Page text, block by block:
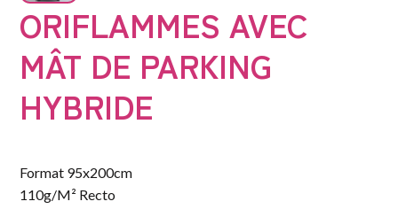
ORIFLAMMES AVEC
MÂT DE PARKING
HYBRIDE
Format 95x200cm
110g/M² Recto